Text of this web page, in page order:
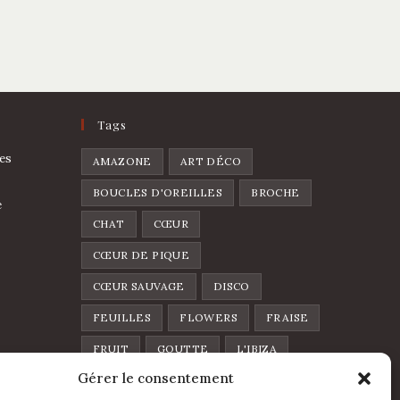
Gérer le consentement
Tags
AMAZONE ART DÉCO
BOUCLES D'OREILLES BROCHE
CHAT CŒUR
CŒUR DE PIQUE
CŒUR SAUVAGE DISCO
FEUILLES FLOWERS FRAISE
FRUIT GOUTTE L'IBIZA
LA FOLIA LUNE